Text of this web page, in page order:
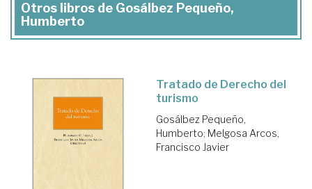
Otros libros de Gosálbez Pequeño,
Humberto
Tratado de Derecho del
turismo
Gosálbez Pequeño,
Humberto; Melgosa Arcos,
Francisco Javier